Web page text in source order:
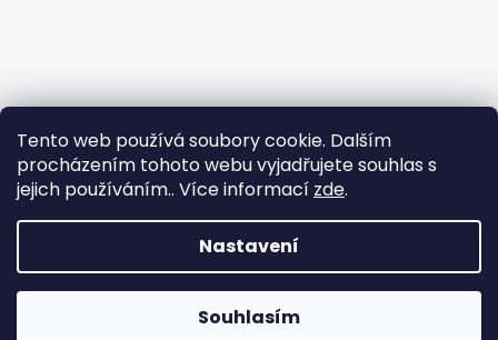
Tento web používá soubory cookie. Dalším
procházením tohoto webu vyjadřujete souhlas s
jejich používáním.. Více informací zde.
Nastavení
Souhlasím
Copyright 2026nadhernevlasy.cz. Všechna práva
vyhrazena.